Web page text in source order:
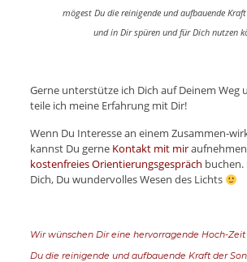
mögest Du die reinigende und aufbauende
und in Dir spüren und für Dich nutzen
Gerne unterstütze ich Dich auf Deinem Weg
teile ich meine Erfahrung mit Dir!
Wenn Du Interesse an einem Zusammen-
kannst Du gerne Kontakt mit mir
kostenfreies Orientierungsgespräch buchen.
Dich, Du wundervolles Wesen des Lichts
Wir wünschen Dir eine hervorragende Hoch-Zeit
Du die reinigende und aufbauende Kraft der